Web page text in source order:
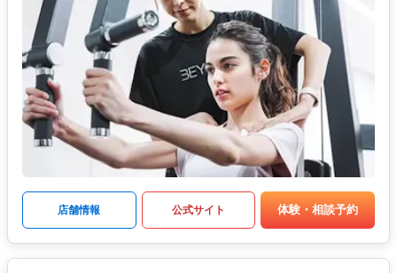
店舗情報 公式サイト 体験・相談予約